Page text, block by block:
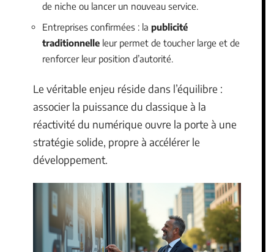
de niche ou lancer un nouveau service.
Entreprises confirmées : la publicité
traditionnelle leur permet de toucher large et de
renforcer leur position d’autorité.
Le véritable enjeu réside dans l’équilibre :
associer la puissance du classique à la
réactivité du numérique ouvre la porte à une
stratégie solide, propre à accélérer le
développement.